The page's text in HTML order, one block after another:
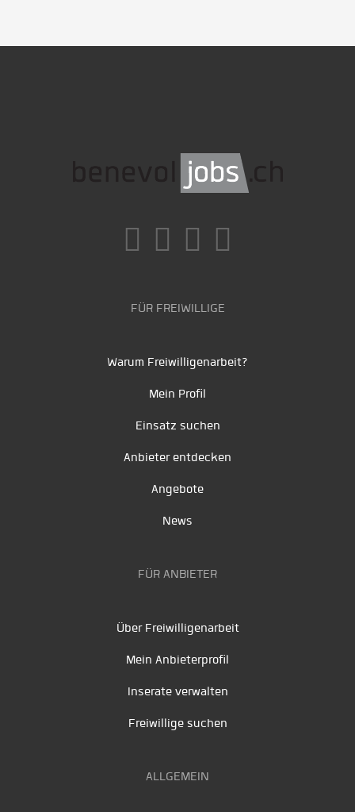
FÜR FREIWILLIGE
Warum Freiwilligenarbeit?
Mein Profil
Einsatz suchen
Anbieter entdecken
Angebote
News
FÜR ANBIETER
Über Freiwilligenarbeit
Mein Anbieterprofil
Inserate verwalten
Freiwillige suchen
ALLGEMEIN